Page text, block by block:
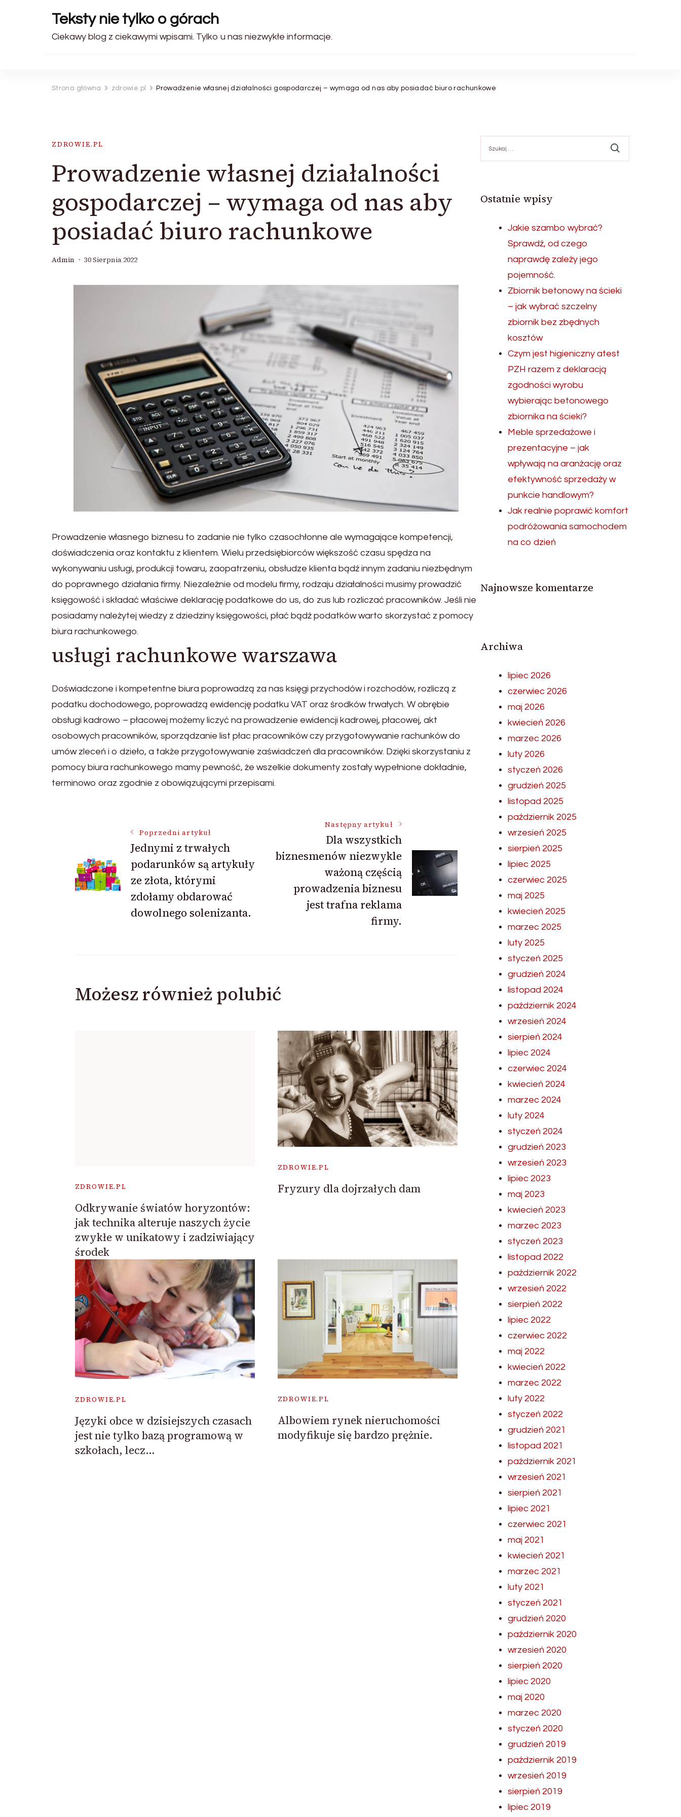
Teksty nie tylko o górach
Ciekawy blog z ciekawymi wpisami. Tylko u nas niezwykłe informacje.
Strona główna zdrowie.pl Prowadzenie własnej działalności gospodarczej – wymaga od nas aby posiadać biuro rachunkowe
ZDROWIE.PL
Prowadzenie własnej działalności
gospodarczej – wymaga od nas aby
posiadać biuro rachunkowe
Admin 30 Sierpnia 2022
Prowadzenie własnego biznesu to zadanie nie tylko czasochłonne ale wymagające kompetencji,
doświadczenia oraz kontaktu z klientem. Wielu przedsiębiorców większość czasu spędza na
wykonywaniu usługi, produkcji towaru, zaopatrzeniu, obsłudze klienta bądź innym zadaniu niezbędnym
do poprawnego działania firmy. Niezależnie od modelu firmy, rodzaju działalności musimy prowadzić
księgowość i składać właściwe deklarację podatkowe do us, do zus lub rozliczać pracowników. Jeśli nie
posiadamy należytej wiedzy z dziedziny księgowości, płać bądź podatków warto skorzystać z pomocy
biura rachunkowego.
usługi rachunkowe warszawa
Doświadczone i kompetentne biura poprowadzą za nas księgi przychodów i rozchodów, rozliczą z
podatku dochodowego, poprowadzą ewidencję podatku VAT oraz środków trwałych. W obrębie
obsługi kadrowo – płacowej możemy liczyć na prowadzenie ewidencji kadrowej, płacowej, akt
osobowych pracowników, sporządzanie list płac pracowników czy przygotowywanie rachunków do
umów zleceń i o dzieło, a także przygotowywanie zaświadczeń dla pracowników. Dzięki skorzystaniu z
pomocy biura rachunkowego mamy pewność, że wszelkie dokumenty zostały wypełnione dokładnie,
terminowo oraz zgodnie z obowiązującymi przepisami.
Nawigacja
wpisu
Poprzedni artykuł
Jednymi z trwałych
podarunków są artykuły
ze złota, którymi
zdołamy obdarować
dowolnego solenizanta.
Następny artykuł
Dla wszystkich
biznesmenów niezwykle
ważoną częścią
prowadzenia biznesu
jest trafna reklama
firmy.
Możesz również polubić
ZDROWIE.PL
Odkrywanie światów horyzontów:
jak technika alteruje naszych życie
zwykłe w unikatowy i zadziwiający
środek
ZDROWIE.PL
Fryzury dla dojrzałych dam
ZDROWIE.PL
Języki obce w dzisiejszych czasach
jest nie tylko bazą programową w
szkołach, lecz…
ZDROWIE.PL
Albowiem rynek nieruchomości
modyfikuje się bardzo prężnie.
Ostatnie wpisy
Jakie szambo wybrać?
Sprawdź, od czego
naprawdę zależy jego
pojemność.
Zbiornik betonowy na ścieki
– jak wybrać szczelny
zbiornik bez zbędnych
kosztów
Czym jest higieniczny atest
PZH razem z deklaracją
zgodności wyrobu
wybierając betonowego
zbiornika na ścieki?
Meble sprzedażowe i
prezentacyjne – jak
wpływają na aranżację oraz
efektywność sprzedaży w
punkcie handlowym?
Jak realnie poprawić komfort
podróżowania samochodem
na co dzień
Najnowsze komentarze
Archiwa
lipiec 2026
czerwiec 2026
maj 2026
kwiecień 2026
marzec 2026
luty 2026
styczeń 2026
grudzień 2025
listopad 2025
październik 2025
wrzesień 2025
sierpień 2025
lipiec 2025
czerwiec 2025
maj 2025
kwiecień 2025
marzec 2025
luty 2025
styczeń 2025
grudzień 2024
listopad 2024
październik 2024
wrzesień 2024
sierpień 2024
lipiec 2024
czerwiec 2024
kwiecień 2024
marzec 2024
luty 2024
styczeń 2024
grudzień 2023
wrzesień 2023
lipiec 2023
maj 2023
kwiecień 2023
marzec 2023
styczeń 2023
listopad 2022
październik 2022
wrzesień 2022
sierpień 2022
lipiec 2022
czerwiec 2022
maj 2022
kwiecień 2022
marzec 2022
luty 2022
styczeń 2022
grudzień 2021
listopad 2021
październik 2021
wrzesień 2021
sierpień 2021
lipiec 2021
czerwiec 2021
maj 2021
kwiecień 2021
marzec 2021
luty 2021
styczeń 2021
grudzień 2020
październik 2020
wrzesień 2020
sierpień 2020
lipiec 2020
maj 2020
marzec 2020
styczeń 2020
grudzień 2019
październik 2019
wrzesień 2019
sierpień 2019
lipiec 2019